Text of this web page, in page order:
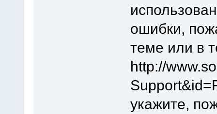
ошибки,
теме или в
http://
укажите,